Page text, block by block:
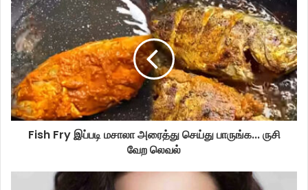
Fish Fry இப்படி மசாலா அரைத்து செய்து பாருங்க... ருசி
வேற லெவல்